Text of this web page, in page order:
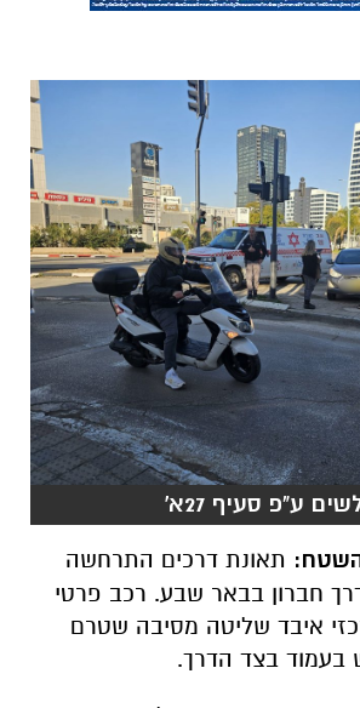
ע"פ סעיף 27א'
תאונת דרכים התרחשה
חברון בבאר שבע. רכב פרטי
איבד שליטה מסיבה שטרם
בעמוד בצד הדרך.